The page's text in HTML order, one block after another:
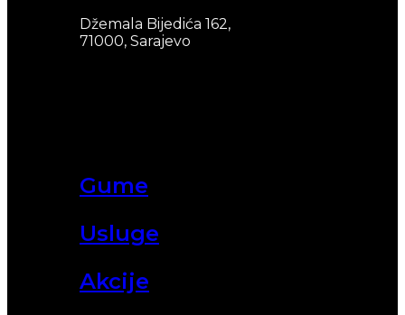
Gume
Usluge
Akcije
Džemala Bijedića 162,
71000, Sarajevo